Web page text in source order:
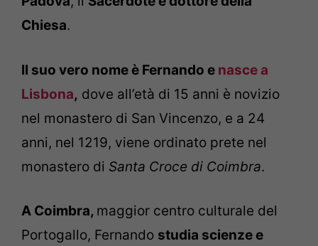
Chiesa.
Il suo vero nome è Fernando e nasce a
Lisbona, dove all’età di 15 anni è novizio
nel monastero di San Vincenzo, e a 24
anni, nel 1219, viene ordinato prete nel
monastero di Santa Croce di Coimbra.
A Coimbra, maggior centro culturale del
Portogallo, Fernando studia scienze e